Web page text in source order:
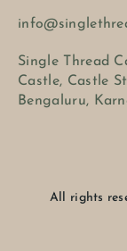
Single Thread
Castle, Castle
Bengaluru,
All rights